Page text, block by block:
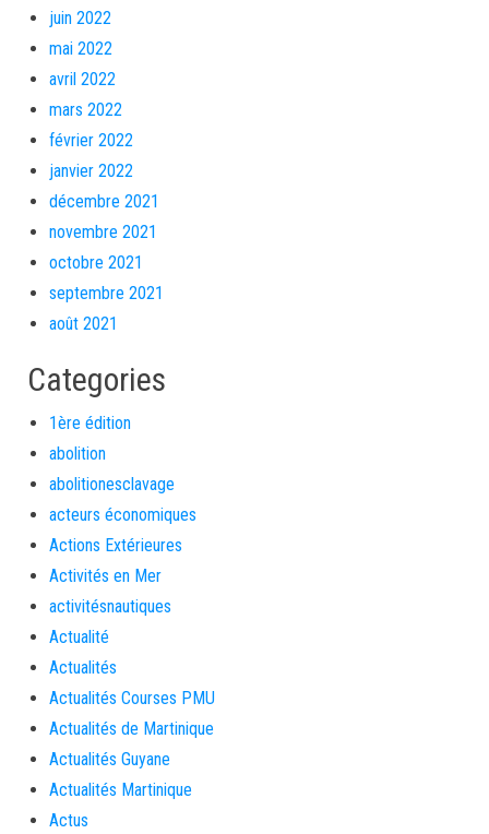
juin 2022
mai 2022
avril 2022
mars 2022
février 2022
janvier 2022
décembre 2021
novembre 2021
octobre 2021
septembre 2021
août 2021
Categories
1ère édition
abolition
abolitionesclavage
acteurs économiques
Actions Extérieures
Activités en Mer
activitésnautiques
Actualité
Actualités
Actualités Courses PMU
Actualités de Martinique
Actualités Guyane
Actualités Martinique
Actus